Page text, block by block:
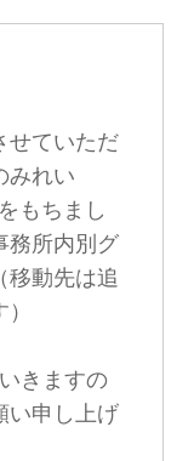
せていただ
みれい
もちまし
務所内別グ
移動先は追
きますの
い申し上げ